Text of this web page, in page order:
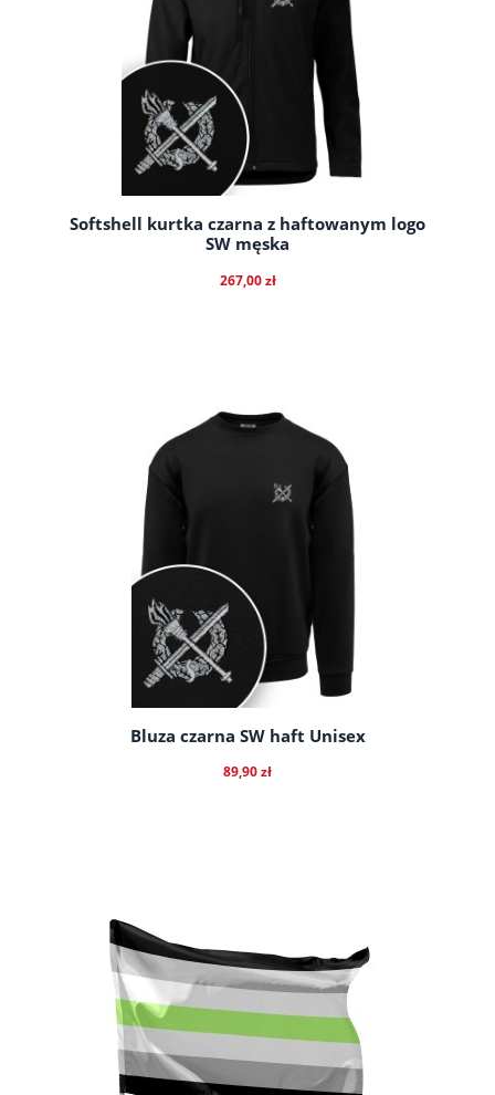
Softshell kurtka czarna z haftowanym logo
SW męska
267,00 zł
do koszyka
Bluza czarna SW haft Unisex
89,90 zł